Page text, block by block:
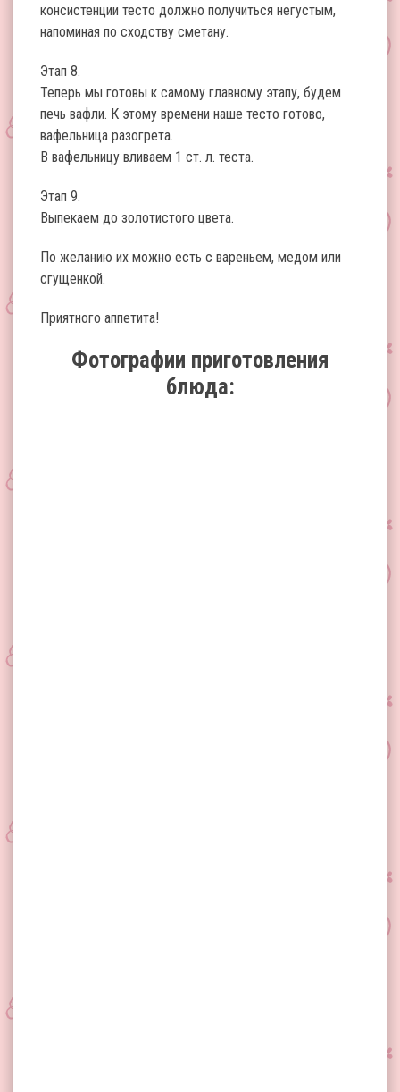
консистенции тесто должно получиться негустым,
напоминая по сходству сметану.
Этап 8.
Теперь мы готовы к самому главному этапу, будем
печь вафли. К этому времени наше тесто готово,
вафельница разогрета.
В вафельницу вливаем 1 ст. л. теста.
Этап 9.
Выпекаем до золотистого цвета.
По желанию их можно есть с вареньем, медом или
сгущенкой.
Приятного аппетита!
Фотографии приготовления
блюда: